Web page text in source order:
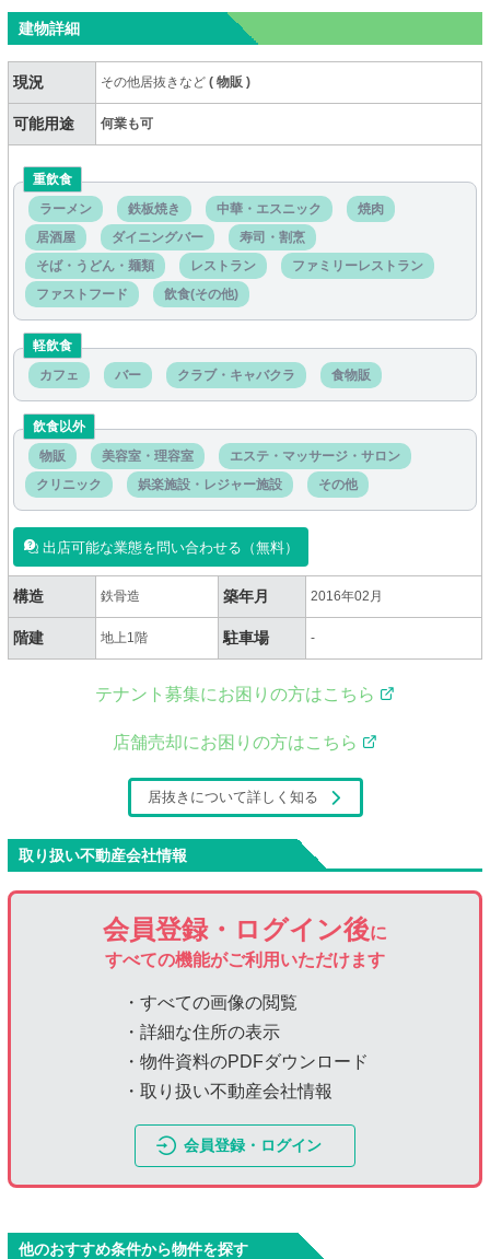
建物詳細
現況 その他居抜きなど(物販)
可能用途 何業も可
重飲食
ラーメン
鉄板焼き 中華・エスニック
焼肉
居酒屋
ダイニングバー
寿司・割烹
そば・うどん・麺類
レストラン
ファミリーレストラン
ファストフード
飲食(その他)
軽飲食
カフェ
バー クラブ・キャバクラ 食物販
飲食以外
物販
美容室・理容室
エステ・マッサージ・サロン
クリニック
娯楽施設・レジャー施設 その他
出店可能な業態を問い合わせる（無料）
構造 鉄骨造 築年月 2016年02月
階建 地上1階 駐車場 -
テナント募集にお困りの方はこちら
店舗売却にお困りの方はこちら
居抜きについて詳しく知る
取り扱い不動産会社情報
会員登録・ログイン後に
すべての機能がご利用いただけます
・すべての画像の閲覧
・詳細な住所の表示
・物件資料のPDFダウンロード
・取り扱い不動産会社情報
会員登録・ログイン
他のおすすめ条件から物件を探す